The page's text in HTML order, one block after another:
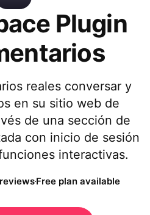
Plugin
reales conversar y
en su sitio web de
de una sección de
con inicio de sesión
interactivas.
Free plan available